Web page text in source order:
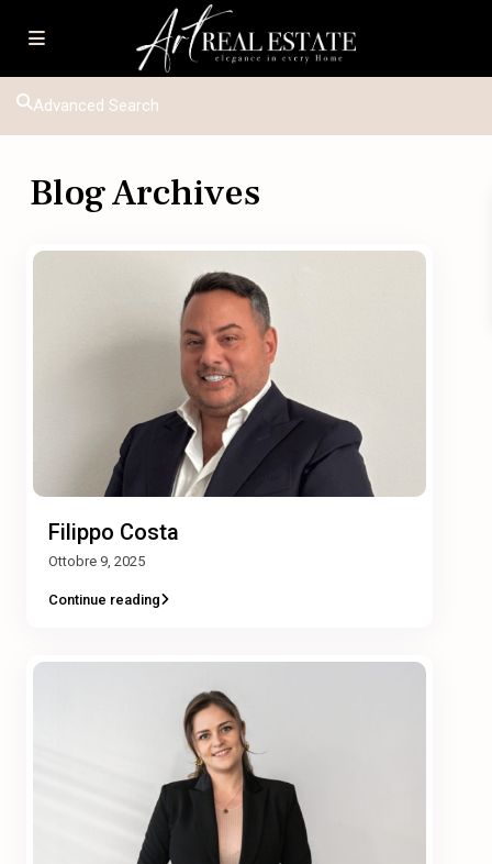
Advanced Search
Blog Archives
Filippo Costa
Ottobre 9, 2025
Continue reading